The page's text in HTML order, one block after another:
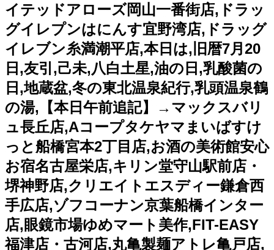
イテッドアローズ岡山一番街店,ドラッ
グイレプンはにんす宜野湾店,ドラッグ
イレブン糸満潮平店,本日は,旧暦7月20
日,友引,己未,八白土星,油の日,乳酸菌の
日,地蔵盆,冬の東北温泉紀行,乳頭温泉鶴
の湯,【本日午前追記】→マックスバリ
ュ長丘店,Aコープタケヤマまいばすけ
っと船橋宮本2丁目店,お酒の美術館安心
お宿名古屋栄店,キリン堂守山駅前店・
堺神野店,クリエイトエスディー鎌倉西
手広店,ゾフコーナン京葉船橋インター
店,眼鏡市場ゆめマート美作,FIT-EASY
福津店・古河店,丸亀製麺アトレ亀戸店,